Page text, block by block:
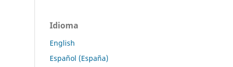
Idioma
English
Español (España)